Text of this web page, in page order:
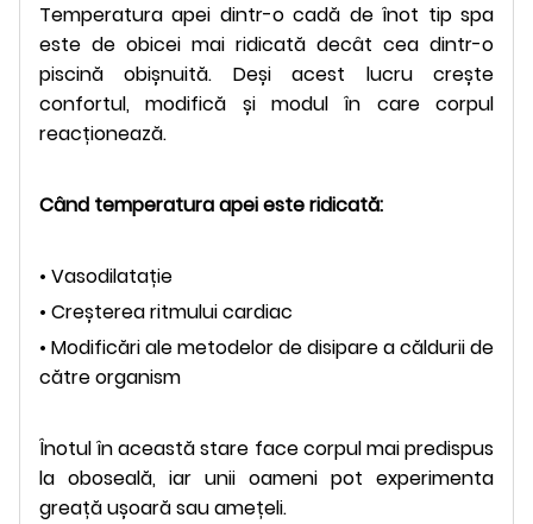
Temperatura apei dintr-o cadă de înot tip spa
este de obicei mai ridicată decât cea dintr-o
piscină obișnuită. Deși acest lucru crește
confortul, modifică și modul în care corpul
reacționează.
Când temperatura apei este ridicată:
• Vasodilatație
• Creșterea ritmului cardiac
• Modificări ale metodelor de disipare a căldurii de
către organism
Înotul în această stare face corpul mai predispus
la oboseală, iar unii oameni pot experimenta
greață ușoară sau amețeli.